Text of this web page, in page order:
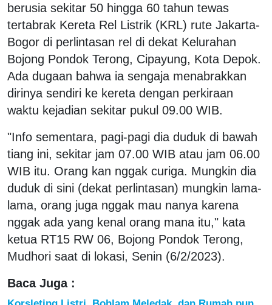
berusia sekitar 50 hingga 60 tahun tewas
tertabrak Kereta Rel Listrik (KRL) rute Jakarta-
Bogor di perlintasan rel di dekat Kelurahan
Bojong Pondok Terong, Cipayung, Kota Depok.
Ada dugaan bahwa ia sengaja menabrakkan
dirinya sendiri ke kereta dengan perkiraan
waktu kejadian sekitar pukul 09.00 WIB.
"Info sementara, pagi-pagi dia duduk di bawah
tiang ini, sekitar jam 07.00 WIB atau jam 06.00
WIB itu. Orang kan nggak curiga. Mungkin dia
duduk di sini (dekat perlintasan) mungkin lama-
lama, orang juga nggak mau nanya karena
nggak ada yang kenal orang mana itu," kata
ketua RT15 RW 06, Bojong Pondok Terong,
Mudhori saat di lokasi, Senin (6/2/2023).
Baca Juga :